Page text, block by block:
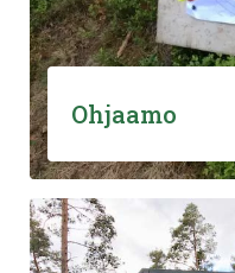
Ohjaamo